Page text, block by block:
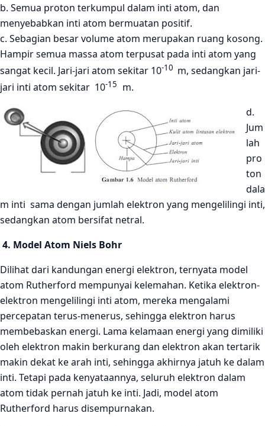
b. Semua proton terkumpul dalam inti atom, dan
menyebabkan inti atom bermuatan positif.
c. Sebagian besar volume atom merupakan ruang kosong.
Hampir semua massa atom terpusat pada inti atom yang
sangat kecil. Jari-jari atom sekitar 10-10 m, sedangkan jari-
jari inti atom sekitar 10-15 m.
d.
Jum
lah
pro
ton
dala
m inti sama dengan jumlah elektron yang mengelilingi inti,
sedangkan atom bersifat netral.
4. Model Atom Niels Bohr
Dilihat dari kandungan energi elektron, ternyata model
atom Rutherford mempunyai kelemahan. Ketika elektron-
elektron mengelilingi inti atom, mereka mengalami
percepatan terus-menerus, sehingga elektron harus
membebaskan energi. Lama kelamaan energi yang dimiliki
oleh elektron makin berkurang dan elektron akan tertarik
makin dekat ke arah inti, sehingga akhirnya jatuh ke dalam
inti. Tetapi pada kenyataannya, seluruh elektron dalam
atom tidak pernah jatuh ke inti. Jadi, model atom
Rutherford harus disempurnakan.